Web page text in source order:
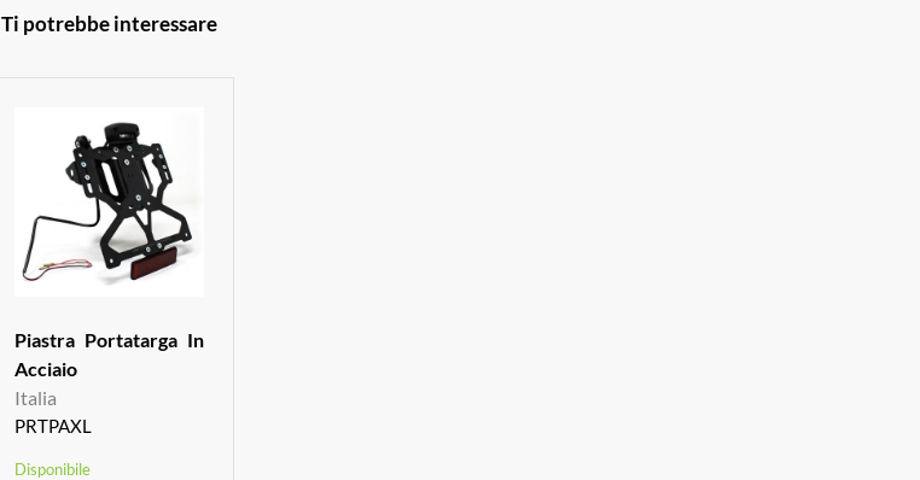
Ti potrebbe interessare
Piastra Portatarga In
Acciaio
Italia
PRTPAXL
Disponibile